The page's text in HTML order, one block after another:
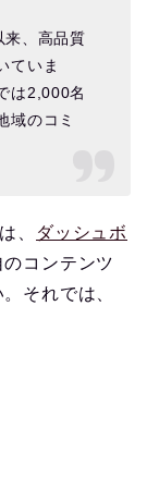
、高品質
ていま
は2,000名
域のコミ
、
ダッシュボ
コンテンツ
それでは、